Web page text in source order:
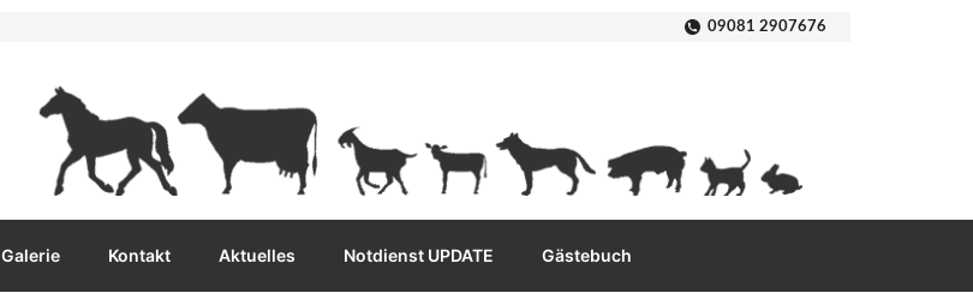
09081 2907676
Galerie Kontakt Aktuelles Notdienst UPDATE Gästebuch